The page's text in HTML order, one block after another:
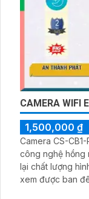
CAMERA WIFI
1,500,000 ₫
Camera CS-
công nghệ hồng
lại chất lượng hình ảnh tốt hơn.
xem được ban